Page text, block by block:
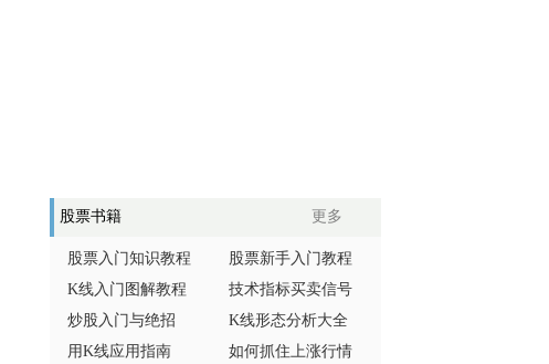
股票书籍 更多
股票入门知识教程
K线入门图解教程
炒股入门与绝招
用K线应用指南
股票新手入门教程
技术指标买卖信号
K线形态分析大全
如何抓住上涨行情